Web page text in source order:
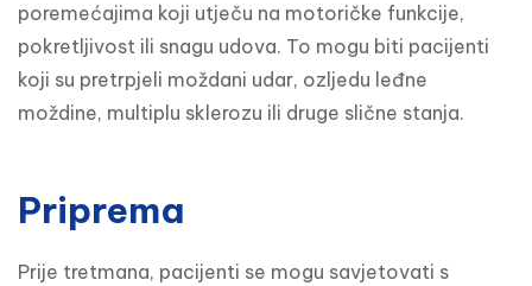
poremećajima koji utječu na motoričke funkcije,
pokretljivost ili snagu udova. To mogu biti pacijenti
koji su pretrpjeli moždani udar, ozljedu leđne
moždine, multiplu sklerozu ili druge slične stanja.
Priprema
Prije tretmana, pacijenti se mogu savjetovati s